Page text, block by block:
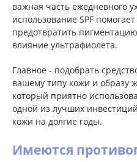
важная часть ежедневного
использование SPF
предотвратить
влияние ультрафиолета.
Главное - подобрать
вашему типу кожи и образу
который приятно
одной из лучших
кожи на долгие годы.
Имеются